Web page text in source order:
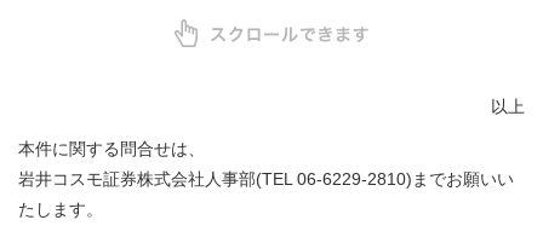
以上
本件に関する問合せは、
岩井コスモ証券株式会社人事部(TEL 06-6229-2810)までお願いい
たします。